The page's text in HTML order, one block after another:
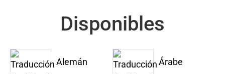
Disponibles
Alemán Árabe